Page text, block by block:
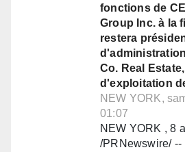
fonctions de
Group Inc. à la
restera
Co. Real
d'exploitation
NEW YORK,
01:07
NEW YORK , 8
/PRNewswire/ --